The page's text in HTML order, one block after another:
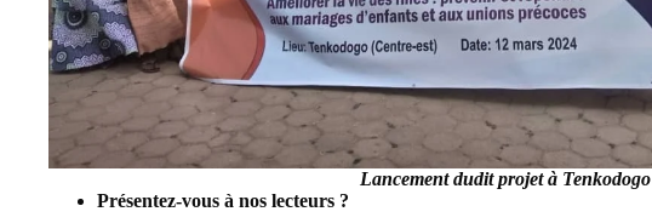
Lancement dudit projet à Tenkodogo
Présentez-vous à nos lecteurs ?